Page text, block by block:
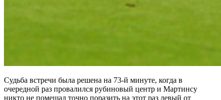
Судьба встречи была решена на 73-й минуте, когда в
очередной раз провалился рубиновый центр и Мартинсу
никто не помешал точно поразить на этот раз левый от